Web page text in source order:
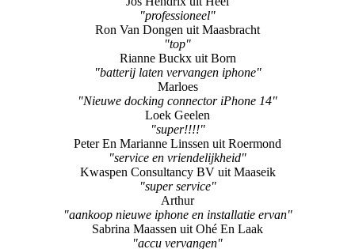
"advies"
Jos Hendrix uit Heel
"professioneel"
Ron Van Dongen uit Maasbracht
"top"
Rianne Buckx uit Born
"batterij laten vervangen iphone"
Marloes
"Nieuwe docking connector iPhone 14"
Loek Geelen
"super!!!!"
Peter En Marianne Linssen uit Roermond
"service en vriendelijkheid"
Kwaspen Consultancy BV uit Maaseik
"super service"